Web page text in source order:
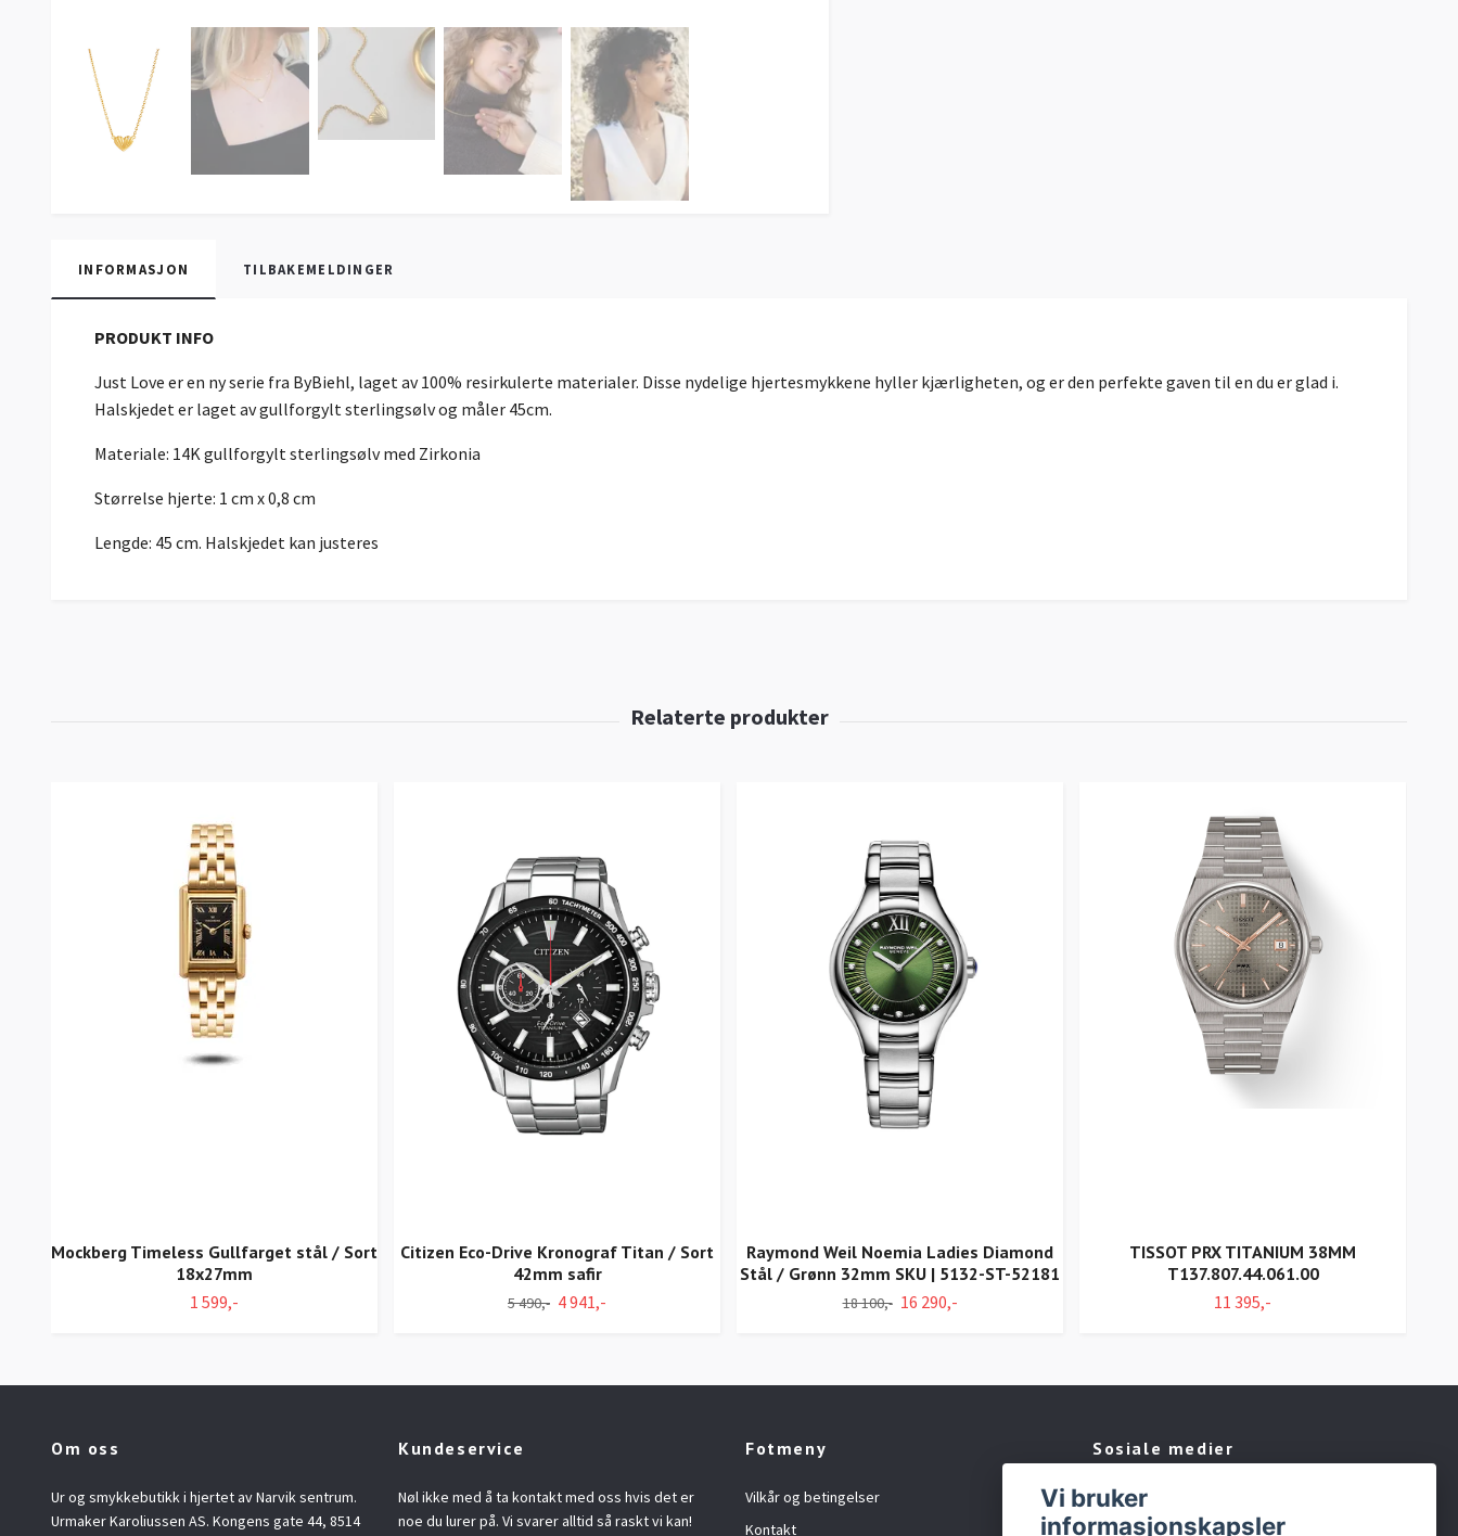
INFORMASJON TILBAKEMELDINGER
PRODUKT INFO
Just Love er en ny serie fra ByBiehl, laget av 100% resirkulerte materialer. Disse nydelige hjertesmykkene hyller kjærligheten, og er den perfekte gaven til en du er glad i.
Halskjedet er laget av gullforgylt sterlingsølv og måler 45cm.
Materiale: 14K gullforgylt sterlingsølv med Zirkonia
Størrelse hjerte: 1 cm x 0,8 cm
Lengde: 45 cm. Halskjedet kan justeres
Mockberg Timeless Gullfarget stål / Sort
18x27mm
1 599,-
Citizen Eco-Drive Kronograf Titan / Sort
42mm safir
5 490,- 4 941,-
Raymond Weil Noemia Ladies Diamond
Stål / Grønn 32mm SKU | 5132-ST-52181
18 100,- 16 290,-
TISSOT PRX TITANIUM 38MM
T137.807.44.061.00
11 395,-
Om oss
Ur og smykkebutikk i hjertet av Narvik sentrum.
Urmaker Karoliussen AS. Kongens gate 44, 8514
Kundeservice
Nøl ikke med å ta kontakt med oss hvis det er
noe du lurer på. Vi svarer alltid så raskt vi kan!
Fotmeny
Vilkår og betingelser
Kontakt
Sosiale medier
Facebook
Instagram
Vi bruker
informasjonskapsler